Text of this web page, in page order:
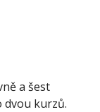
a šest
dvou kurzů.